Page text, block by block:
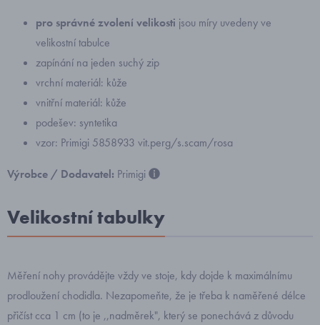
pro správné zvolení velikosti jsou míry uvedeny ve
velikostní tabulce
zapínání na jeden suchý zip
vrchní materiál: kůže
vnitřní materiál: kůže
podešev: syntetika
vzor: Primigi 5858933 vit.perg/s.scam/rosa
Výrobce / Dodavatel: Primigi
Velikostní tabulky
Měření nohy provádějte vždy ve stoje, kdy dojde k maximálnímu
prodloužení chodidla. Nezapomeňte, že je třeba k naměřené délce
přičíst cca 1 cm (to je ,,nadměrek", který se ponechává z důvodu